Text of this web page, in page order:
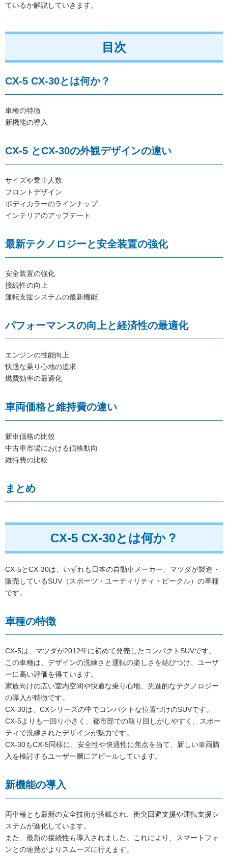
ているか解説していきます。
目次
CX-5 CX-30とは何か？
車種の特徴
新機能の導入
CX-5 とCX-30の外観デザインの違い
サイズや乗車人数
フロントデザイン
ボディカラーのラインナップ
インテリアのアップデート
最新テクノロジーと安全装置の強化
安全装置の強化
接続性の向上
運転支援システムの最新機能
パフォーマンスの向上と経済性の最適化
エンジンの性能向上
快適な乗り心地の追求
燃費効率の最適化
車両価格と維持費の違い
新車価格の比較
中古車市場における価格動向
維持費の比較
まとめ
CX-5 CX-30とは何か？
CX-5とCX-30は、いずれも日本の自動車メーカー、マツダが製造・
販売しているSUV（スポーツ・ユーティリティ・ビークル）の車種
です。
車種の特徴
CX-5は、マツダが2012年に初めて発売したコンパクトSUVです。
この車種は、デザインの洗練さと運転の楽しさを結びつけ、ユーザ
ーに高い評価を得ています。
家族向けの広い室内空間や快適な乗り心地、先進的なテクノロジー
の導入が特徴です。
CX-30は、CXシリーズの中でコンパクトな位置づけのSUVです。
CX-5よりも一回り小さく、都市部での取り回しがしやすく、スポー
ティで洗練されたデザインが魅力です。
CX-30もCX-5同様に、安全性や快適性に焦点を当て、新しい車両購
入を検討するユーザー層にアピールしています。
新機能の導入
両車種とも最新の安全技術が搭載され、衝突回避支援や運転支援シ
ステムが進化しています。
また、最新の接続性も導入されました。これにより、スマートフォ
ンとの連携がよりスムーズに行えます。